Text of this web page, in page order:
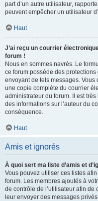
part d’un autre utilisateur,
peuvent empêcher un utilisateur
Haut
J’ai reçu un courrier
forum !
Nous en sommes navrés. Le
ce forum possède des
envoyant de tels messages.
une copie complète du courrier
administrateur du forum. Il est
des informations sur l’auteur du
conséquence.
Haut
Amis et ignorés
À quoi sert ma liste d’amis et
Vous pouvez utiliser ces listes
forum. Les membres ajoutés à
de contrôle de l’utilisateur afin
leur envoyer des messages